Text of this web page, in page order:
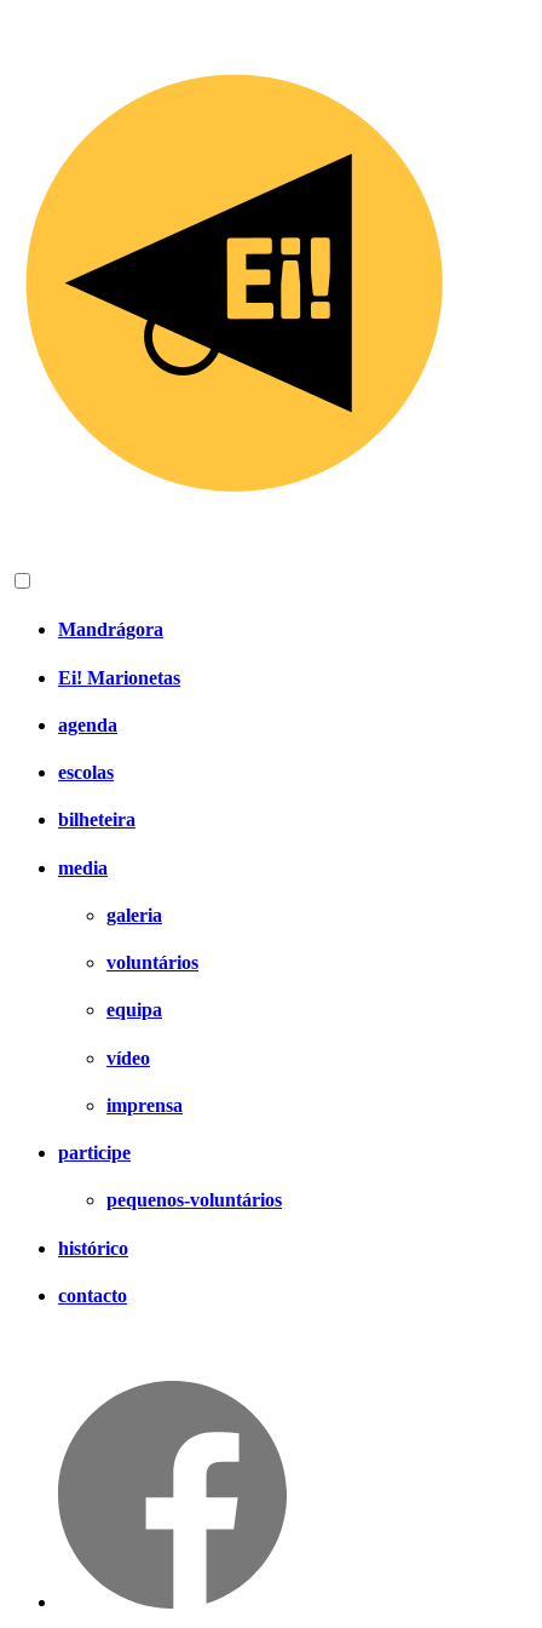
Mandrágora
Ei! Marionetas
agenda
escolas
bilheteira
media
galeria
voluntários
equipa
vídeo
imprensa
participe
pequenos-voluntários
histórico
contacto